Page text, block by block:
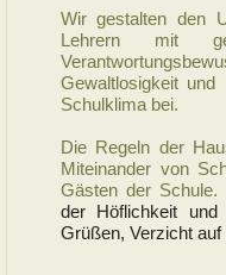
Wir gestalten den
Lehrern mit
Gewaltlosigkeit
Schulklima bei.
Die Regeln der
Miteinander von
Gästen der Schule.
der Höflichkeit
Grüßen, Verzicht